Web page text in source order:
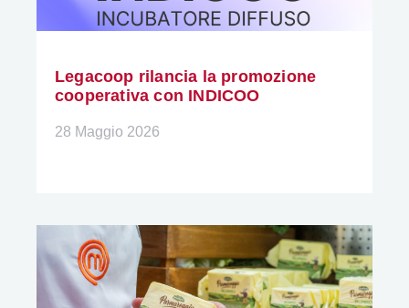
Legacoop rilancia la promozione
cooperativa con INDICOO
28 Maggio 2026